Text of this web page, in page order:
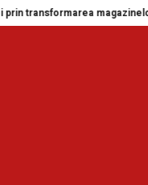
magazinelor